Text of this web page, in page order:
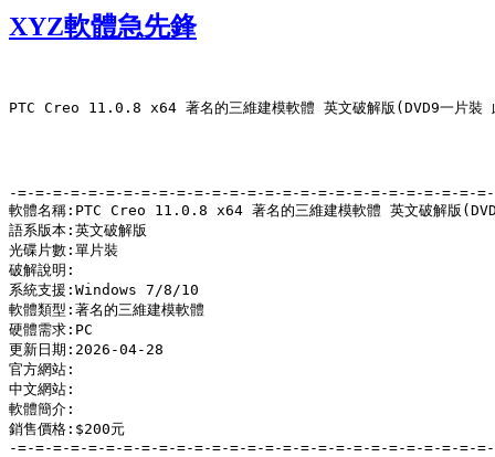
XYZ軟體急先鋒
PTC Creo 11.0.8 x64 著名的三維建模軟體 英文破解版(DVD9一片裝
-=-=-=-=-=-=-=-=-=-=-=-=-=-=-=-=-=-=-=-=-=-=-=-=-=-=-
軟體名稱:PTC Creo 11.0.8 x64 著名的三維建模軟體 英文破解版
語系版本:英文破解版
光碟片數:單片裝
破解說明:
系統支援:Windows 7/8/10
軟體類型:著名的三維建模軟體
硬體需求:PC
更新日期:2026-04-28
官方網站:
中文網站:
軟體簡介:
銷售價格:$200元
-=-=-=-=-=-=-=-=-=-=-=-=-=-=-=-=-=-=-=-=-=-=-=-=-=-=-